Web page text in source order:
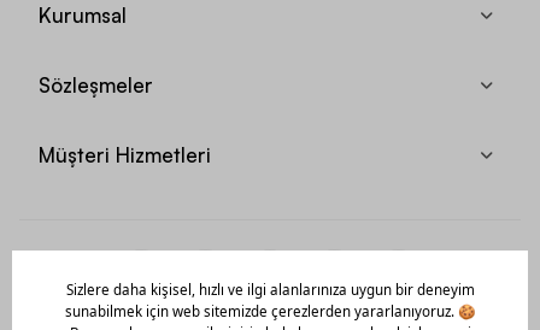
Kurumsal
Sözleşmeler
Müşteri Hizmetleri